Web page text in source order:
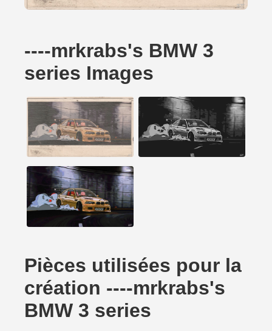
----mrkrabs's BMW 3
series Images
Pièces utilisées pour la
création ----mrkrabs's
BMW 3 series